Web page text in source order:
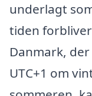
underlagt
tiden
Danmark,
UTC+1 om